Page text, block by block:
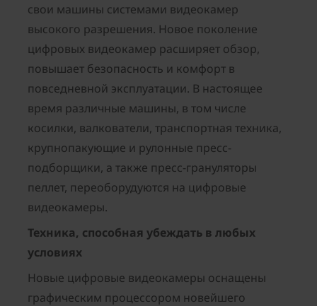
свои машины системами видеокамер
высокого разрешения. Новое поколение
цифровых видеокамер расширяет обзор,
повышает безопасность и комфорт в
повседневной эксплуатации. В настоящее
время различные машины, в том числе
косилки, валкователи, транспортная техника,
крупнопакующие и рулонные пресс-
подборщики, а также пресс-грануляторы
пеллет, переоборудуются на цифровые
видеокамеры.
Техника, способная убеждать в любых
условиях
Новые цифровые видеокамеры оснащены
графическим процессором новейшего